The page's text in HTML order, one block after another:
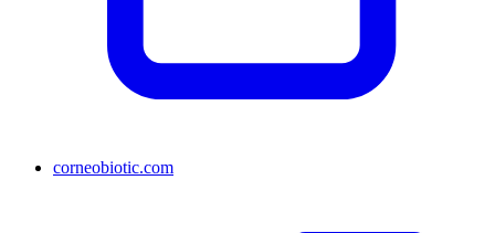
corneobiotic.com